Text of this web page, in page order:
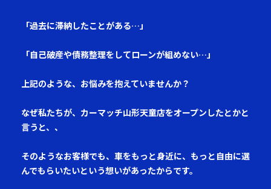
「過去に滞納したことがある…」
「自己破産や債務整理をしてローンが組めない…」
上記のような、お悩みを抱えていませんか？
なぜ私たちが、カーマッチ山形天童店をオープンしたとかと
言うと、、
そのようなお客様でも、車をもっと身近に、もっと自由に選
んでもらいたいという想いがあったからです。